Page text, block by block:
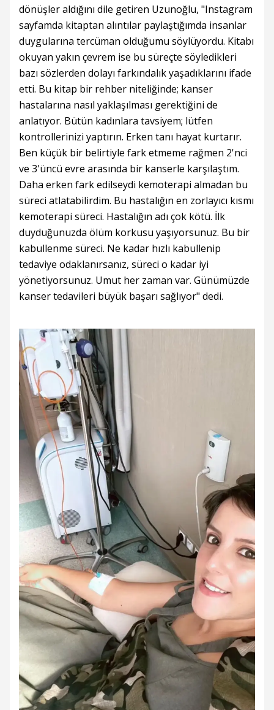
dönüşler aldığını dile getiren Uzunoğlu, "Instagram
sayfamda kitaptan alıntılar paylaştığımda insanlar
duygularına tercüman olduğumu söylüyordu. Kitabı
okuyan yakın çevrem ise bu süreçte söyledikleri
bazı sözlerden dolayı farkındalık yaşadıklarını ifade
etti. Bu kitap bir rehber niteliğinde; kanser
hastalarına nasıl yaklaşılması gerektiğini de
anlatıyor. Bütün kadınlara tavsiyem; lütfen
kontrollerinizi yaptırın. Erken tanı hayat kurtarır.
Ben küçük bir belirtiyle fark etmeme rağmen 2'nci
ve 3'üncü evre arasında bir kanserle karşılaştım.
Daha erken fark edilseydi kemoterapi almadan bu
süreci atlatabilirdim. Bu hastalığın en zorlayıcı kısmı
kemoterapi süreci. Hastalığın adı çok kötü. İlk
duyduğunuzda ölüm korkusu yaşıyorsunuz. Bu bir
kabullenme süreci. Ne kadar hızlı kabullenip
tedaviye odaklanırsanız, süreci o kadar iyi
yönetiyorsunuz. Umut her zaman var. Günümüzde
kanser tedavileri büyük başarı sağlıyor" dedi.